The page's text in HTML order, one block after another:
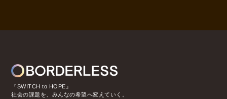
『SWITCH to HOPE』
社会の課題を、みんなの希望へ変えていく。